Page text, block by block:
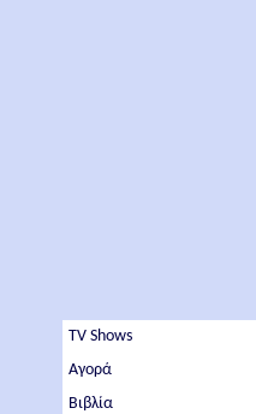
TV Shows
Αγορά
Βιβλία